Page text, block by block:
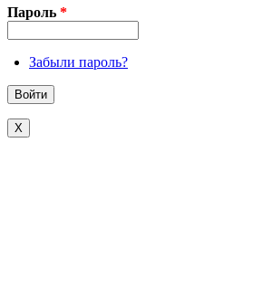
X
Пароль *
Забыли пароль?
X